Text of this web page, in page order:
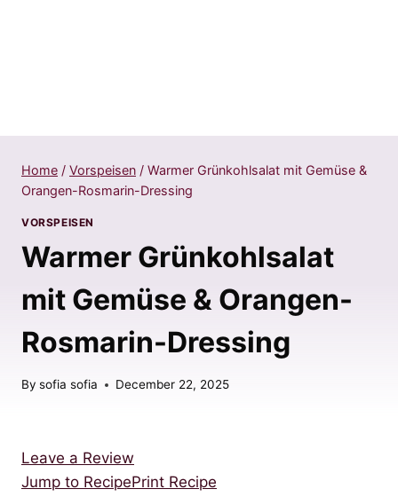
Home / Vorspeisen / Warmer Grünkohlsalat mit Gemüse &
Orangen-Rosmarin-Dressing
VORSPEISEN
Warmer Grünkohlsalat
mit Gemüse & Orangen-
Rosmarin-Dressing
By sofia sofia December 22, 2025
Jump to RecipePrint Recipe
Leave a Review